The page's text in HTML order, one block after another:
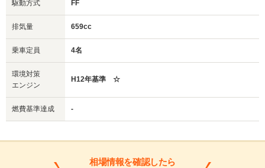
駆動方式 FF
排気量 659cc
乗車定員 4名
環境対策
エンジン
H12年基準 ☆
燃費基準達成 -
相場情報を確認したら